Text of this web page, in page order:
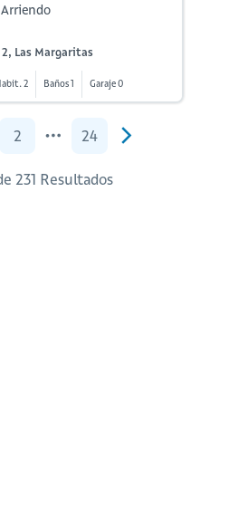
Las Margaritas
2 Baños 1 Garaje 0
2 24
231 Resultados